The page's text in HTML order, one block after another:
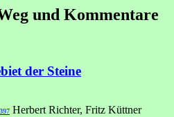
und Kommentare
der Steine
397 Herbert Richter, Fritz Küttner